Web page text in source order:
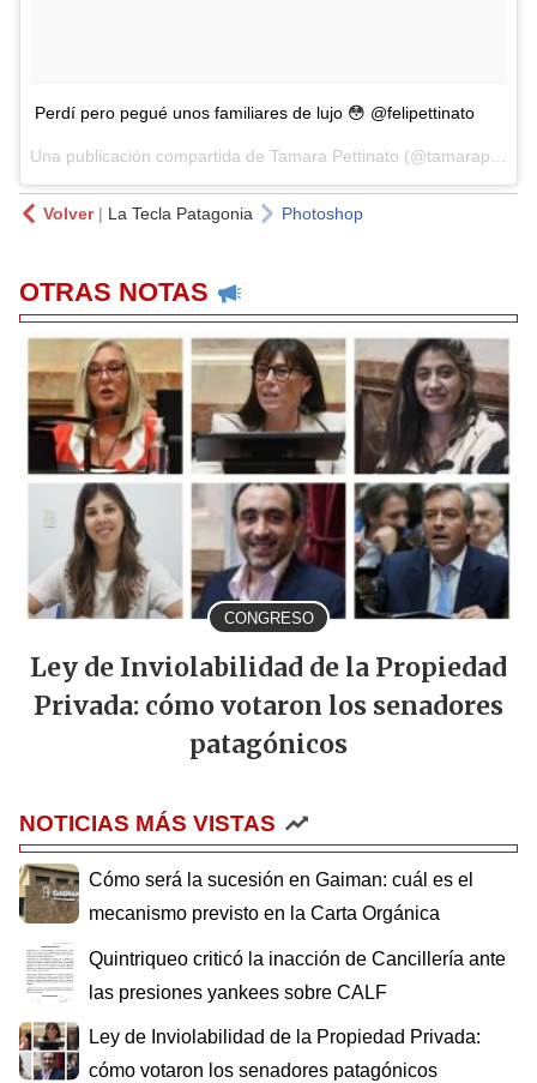
Perdí pero pegué unos familiares de lujo 😳 @felipettinato
Una publicación compartida de Tamara Pettinato (@tamarapettinato) el
Volver| La Tecla Patagonia Photoshop
OTRAS NOTAS
CONGRESO
Ley de Inviolabilidad de la Propiedad
Privada: cómo votaron los senadores
patagónicos
NOTICIAS MÁS VISTAS
Cómo será la sucesión en Gaiman: cuál es el
mecanismo previsto en la Carta Orgánica
Quintriqueo criticó la inacción de Cancillería ante
las presiones yankees sobre CALF
Ley de Inviolabilidad de la Propiedad Privada:
cómo votaron los senadores patagónicos